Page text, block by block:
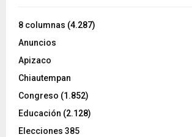
8 columnas (4.287)
Anuncios
Apizaco
Chiautempan
Congreso (1.852)
Educación (2.128)
Elecciones 385